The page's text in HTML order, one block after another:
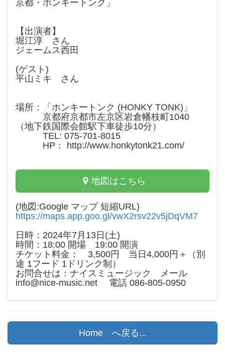
京都・ホンキートンク」
【出演者】
堀江淳 さん
ジェームス西田
(ゲスト)
平山ミキ さん
場所：「ホンキートンク (HONKY TONK)」
京都府京都市左京区岩倉幡枝町1040
（地下鉄国際会館駅下車徒歩10分）
TEL: 075-701-8015
HP： http://www.honkytonk21.com/
地図はこちら
(地図:Google マップ 短縮URL)
https://maps.app.goo.gl/vwX2rsv22v5jDqVM7
日時：2024年7月13日(土)
時間：18:00 開場 19:00 開演
チケット料金： 3,500円 当日4,000円＋（別
途 1フード 1ドリンク制）
お問合せは：ナイスミュージック メール
info@nice-music.net 電話 086-805-0950
Home へ戻る...